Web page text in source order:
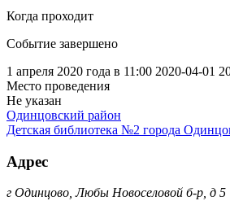
Когда проходит
Событие завершено
1 апреля 2020 года в 11:00 2020-04-01
Место проведения
Не указан
Одинцовский район
Детская библиотека №2 города
Адрес
г Одинцово, Любы Новоселовой б-р, д 5